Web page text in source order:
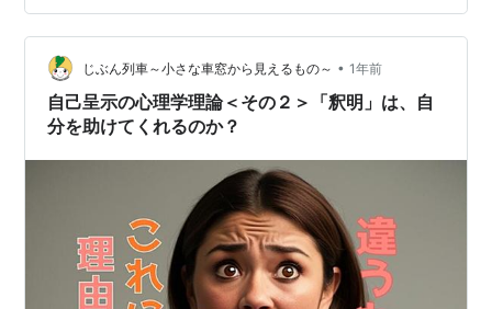
ん。 ">気持ちも落ち着かず、今週は練習を軽めにしてお
くか。 ">試合当日、思うようなプレーができず、相手の
素晴らしいプレーを目の当たりにすると、「負けるかも
しれない」という恐怖が迫って…
じぶん列車～小さな車窓から見えるもの～ • 1年前
自己呈示の心理学理論＜その２＞「釈明」は、自
分を助けてくれるのか？